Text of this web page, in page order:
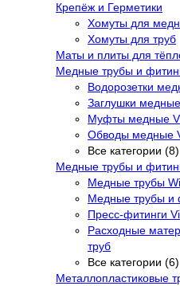
Крепёж и Герметики
Хомуты для
Хомуты для труб
Маты и плиты для
Медные трубы и
Водорозетки
Заглушки
Муфты медные
Обводы медные
Все категории (8)
Медные трубы и
Медные трубы
Медные трубы и
Пресс-фитинги
Расходные
труб
Все категории (6)
Металлопластиковые